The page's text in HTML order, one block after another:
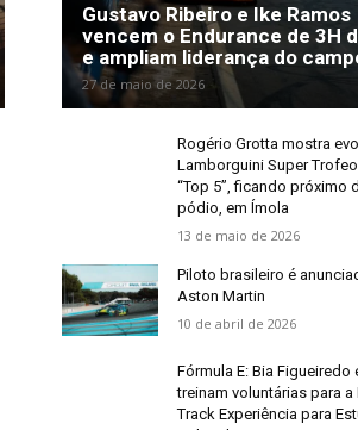
Gustavo Ribeiro e Ike Ramos
vencem o Endurance de 3H
e ampliam liderança do
27 de maio de 2026
Rogério Grotta mostra
Lamborguini Super
“Top 5”, ficando próximo
pódio, em Ímola
13 de maio de 2026
Piloto brasileiro é
Aston Martin
10 de abril de 2026
Fórmula E: Bia Figueiredo
treinam voluntárias para a
Track Experiência para